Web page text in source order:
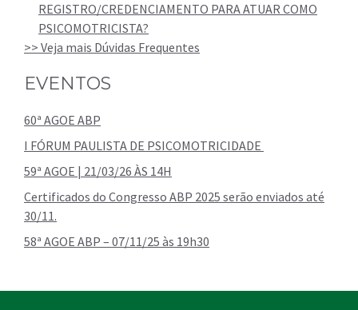
REGISTRO/CREDENCIAMENTO PARA ATUAR COMO
PSICOMOTRICISTA?
>> Veja mais Dúvidas Frequentes
EVENTOS
60ª AGOE ABP
I FÓRUM PAULISTA DE PSICOMOTRICIDADE
59ª AGOE | 21/03/26 ÀS 14H
Certificados do Congresso ABP 2025 serão enviados até
30/11.
58ª AGOE ABP – 07/11/25 às 19h30